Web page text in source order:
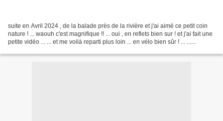
suite en Avril 2024 , de la balade près de la rivière et j'ai aimé ce petit coin
nature ! ... waouh c'est magnifique !! ... oui , en reflets bien sur ! et j'ai fait une
petite vidéo ... ... et me voilà reparti plus loin ... en vélo bien sûr ! ... ......